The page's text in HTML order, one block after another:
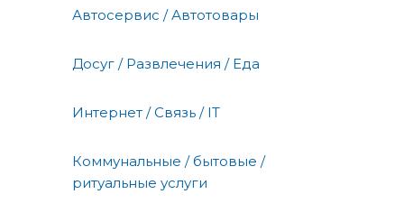
Автосервис / Автотовары
Досуг / Развлечения / Еда
Интернет / Связь / IT
Коммунальные / бытовые /
ритуальные услуги